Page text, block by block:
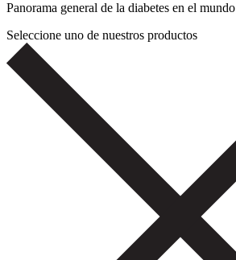
Panorama general de la diabetes en el mundo
Seleccione uno de nuestros productos